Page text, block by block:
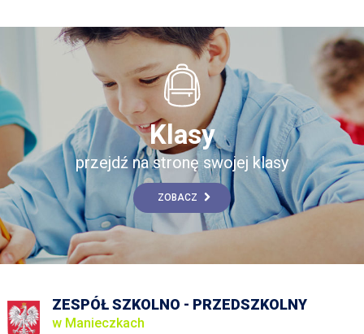
Klasy
przejdź na stronę swojej klasy
ZOBACZ
ZESPÓŁ SZKOLNO - PRZEDSZKOLNY
w Manieczkach